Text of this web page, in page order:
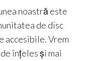
noastră este
de disc
accesibile. Vrem
înțeles și mai